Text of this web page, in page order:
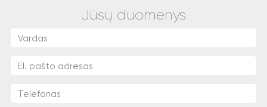
Jūsų duomenys